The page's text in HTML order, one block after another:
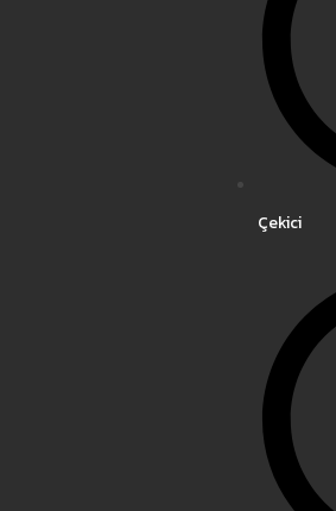
Çekici